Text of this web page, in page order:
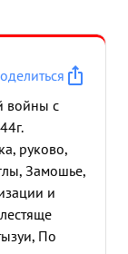
войны с
руково,
Замошье,
и
зуи, По